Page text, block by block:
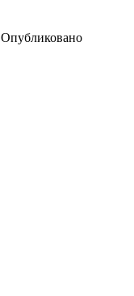
Опубликовано